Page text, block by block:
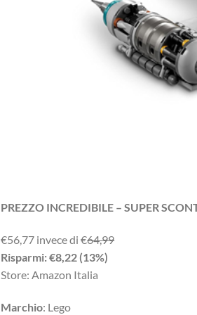
PREZZO INCREDIBILE – SUPER
‎€56,77 i‎nv‎ec‎e ‎di‎ €64,99
R‎is‎pa‎rm‎i: €8,22 (13%)
Store: Amazon Italia
Marchio: Lego